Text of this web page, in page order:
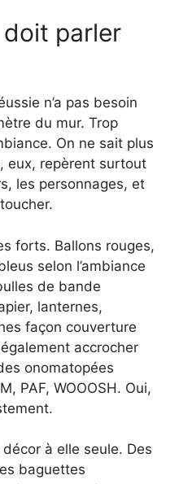
parler
n’a pas besoin
du mur. Trop
On ne sait plus
eux, repèrent surtout
les personnages, et
forts. Ballons rouges,
selon l’ambiance
de bande
lanternes,
façon couverture
accrocher
onomatopées
PAF, WOOOSH. Oui,
à elle seule. Des
baguettes